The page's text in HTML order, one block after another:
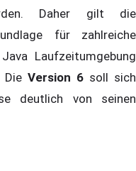
Daher gilt die
für zahlreiche
Laufzeitumgebung
Die Version 6soll sich
deutlich von seinen